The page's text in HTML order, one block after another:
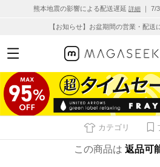
熊本地震の影響による配送遅延 詳細 ｜ 7/
【お知らせ】お盆期間の営業・配送
カテゴリ
この商品は 返品可